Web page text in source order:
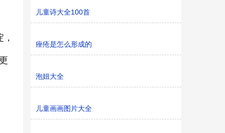
儿童诗大全100首
痤疮是怎么形成的
泡妞大全
儿童画画图片大全